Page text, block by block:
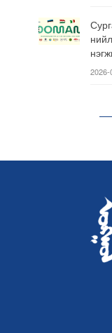
2026-